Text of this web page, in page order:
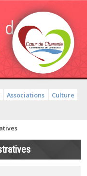
Associations
Culture